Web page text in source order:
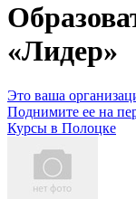
«Лидер»
Это ваша
Поднимите ее на
Курсы в Полоцке